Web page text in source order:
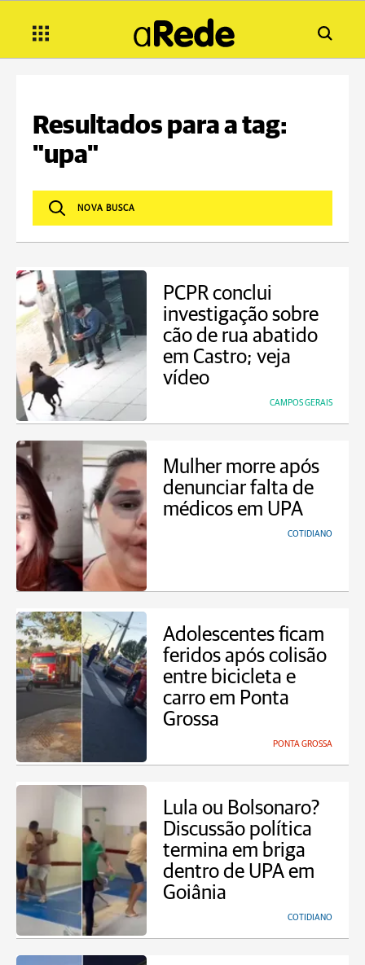
Resultados para a tag:
"upa"
PCPR conclui
investigação sobre
cão de rua abatido
em Castro; veja
vídeo
CAMPOS GERAIS
Mulher morre após
denunciar falta de
médicos em UPA
COTIDIANO
Adolescentes ficam
feridos após colisão
entre bicicleta e
carro em Ponta
Grossa
PONTA GROSSA
Lula ou Bolsonaro?
Discussão política
termina em briga
dentro de UPA em
Goiânia
COTIDIANO